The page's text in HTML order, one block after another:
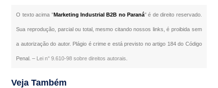
O texto acima "Marketing Industrial B2B no Paraná" é de direito reservado.
Sua reprodução, parcial ou total, mesmo citando nossos links, é proibida sem
a autorização do autor. Plágio é crime e está previsto no artigo 184 do Código
Penal. – Lei n° 9.610-98 sobre direitos autorais
Veja Também